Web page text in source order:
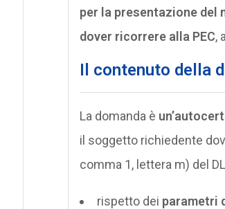
per la presentazione del
dover ricorrere alla PEC,
Il contenuto della
La domanda è
il soggetto richiedente
comma 1, lettera m) del
rispetto dei parametri